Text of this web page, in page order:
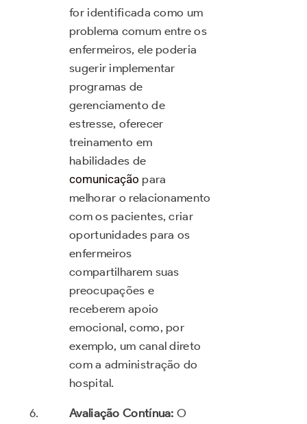
for identificada como um
problema comum entre os
enfermeiros, ele poderia
sugerir implementar
programas de
gerenciamento de
estresse, oferecer
treinamento em
habilidades de
comunicação para
melhorar o relacionamento
com os pacientes, criar
oportunidades para os
enfermeiros
compartilharem suas
preocupações e
receberem apoio
emocional, como, por
exemplo, um canal direto
com a administração do
hospital.
Avaliação Contínua: O